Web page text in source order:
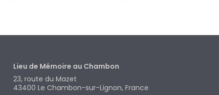
Lieu de Mémoire au Chambon
23, route du Mazet
43400 Le Chambon-sur-Lignon, France